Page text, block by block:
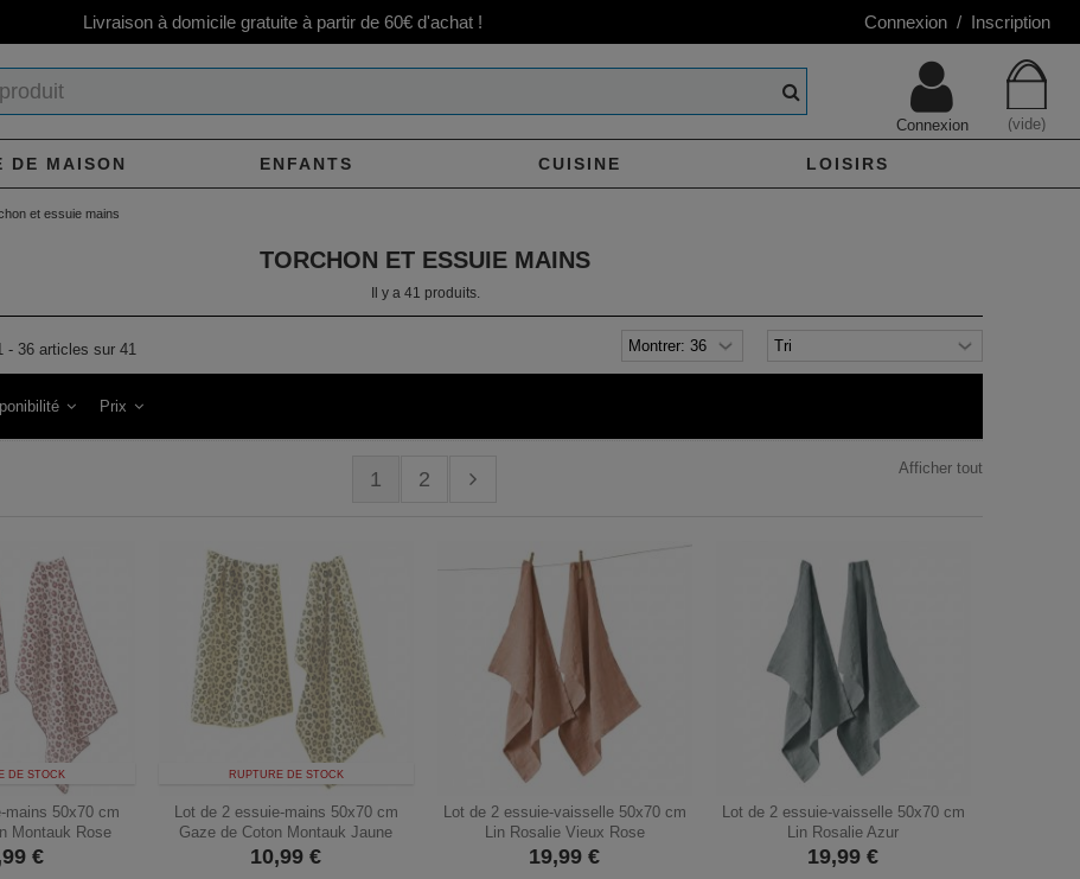
Livraison à domicile gratuite à partir de 60€ d'achat ! Connexion / Inscription
(vide)
Connexion
DE MAISON ENFANTS CUISINE LOISIRS
et essuie mains
TORCHON ET ESSUIE MAINS
Il y a 41 produits.
- 36 articles sur 41
Prix
Afficher tout
1 2
DE STOCK
mains 50x70 cm
Montauk Rose
€
RUPTURE DE STOCK
Lot de 2 essuie-mains 50x70 cm
Gaze de Coton Montauk Jaune
10,99 €
Lot de 2 essuie-vaisselle 50x70 cm
Lin Rosalie Vieux Rose
19,99 €
Lot de 2 essuie-vaisselle 50x70 cm
Lin Rosalie Azur
19,99 €